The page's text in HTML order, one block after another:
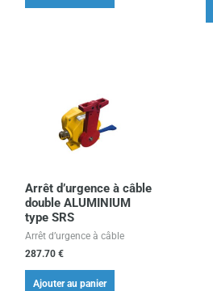
Arrêt d’urgence à câble
double ALUMINIUM
type SRS
Arrêt d’urgence à câble
287.70 €
Ajouter au panier